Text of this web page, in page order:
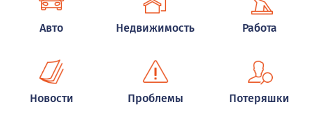
Авто Недвижимость Работа
Новости Проблемы Потеряшки